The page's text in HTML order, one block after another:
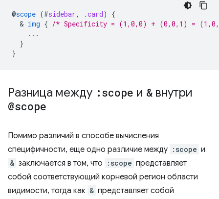
@scope (#sidebar, .card)
{
  &
img { /* Specificity = (1,0,0) + (0,0,1) =
...
}
}
Разница между :scope и & внутри
@scope
Помимо различий в способе вычисления
специфичности, еще одно различие между :scope и
& заключается в том, что :scope представляет
собой соответствующий корневой регион области
видимости, тогда как & представляет собой